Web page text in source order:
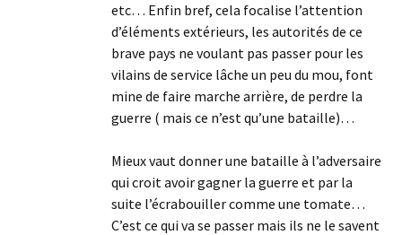
etc… Enfin bref, cela focalise l’attention
d’éléments extérieurs, les autorités de ce
brave pays ne voulant pas passer pour les
vilains de service lâche un peu du mou, font
mine de faire marche arrière, de perdre la
guerre ( mais ce n’est qu’une bataille)…
Mieux vaut donner une bataille à l’adversaire
qui croit avoir gagner la guerre et par la
suite l’écrabouiller comme une tomate…
C’est ce qui va se passer mais ils ne le savent